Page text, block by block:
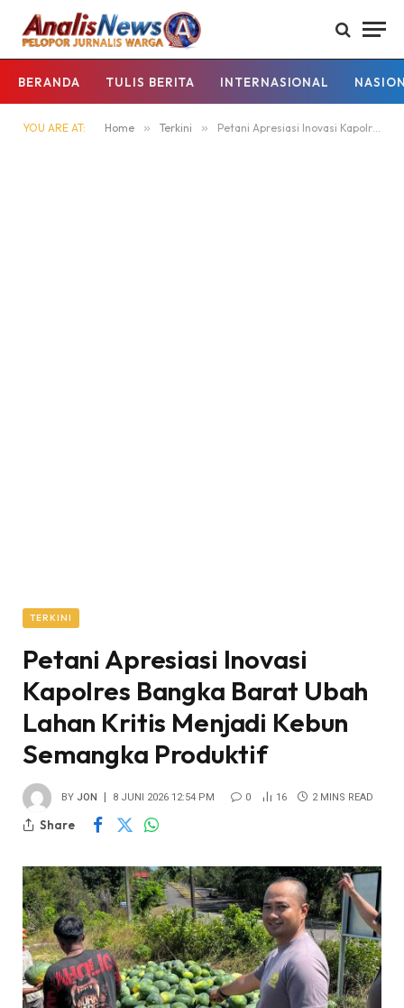
BERANDA TULIS BERITA INTERNASIONAL
YOU ARE AT: Home » Terkini » Petani Apresiasi Inovasi Kapolres Bangka Barat Ubah Lahan Kritis Menjadi Kebun Semangka Produktif
TERKINI
Petani Apresiasi Inovasi
Kapolres Bangka Barat Ubah
Lahan Kritis Menjadi Kebun
Semangka Produktif
BY JON 8 JUNI 2026 12:54 PM 0 16 2 MINS READ
Share